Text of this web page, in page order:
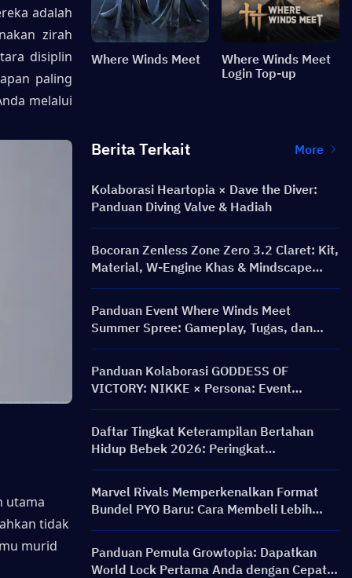
adalah
zirah
disiplin
paling
melalui
utama
tidak
murid
Where Winds Meet
Where Winds Meet
Login Top-up
Berita Terkait More
Kolaborasi Heartopia × Dave the Diver:
Panduan Diving Valve & Hadiah
Bocoran Zenless Zone Zero 3.2 Claret: Kit,
Material, W-Engine Khas & Mindscape
Cinema
Panduan Event Where Winds Meet
Summer Spree: Gameplay, Tugas, dan
Hadiah
Panduan Kolaborasi GODDESS OF
VICTORY: NIKKE × Persona: Event
PERSONA ON FRONTLINE, Karakter,
Banner & Hadiah
Daftar Tingkat Keterampilan Bertahan
Hidup Bebek 2026: Peringkat
Keterampilan Terbaik dan Panduan Build
Marvel Rivals Memperkenalkan Format
Bundel PYO Baru: Cara Membeli Lebih
Cerdas di Pembaruan Toko Musim 9.5
Panduan Pemula Growtopia: Dapatkan
World Lock Pertama Anda dengan Cepat &